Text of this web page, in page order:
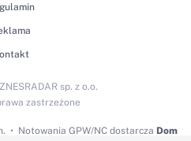
Notowania GPW/NC dostarcza Dom
sp. z o.o.
zastrzeżone